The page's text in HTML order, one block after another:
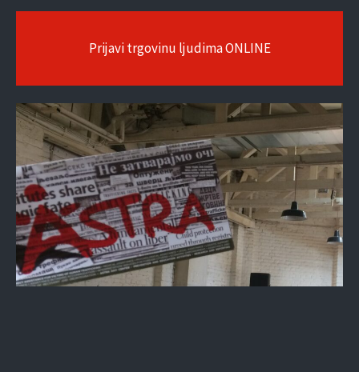
Prijavi trgovinu ljudima ONLINE